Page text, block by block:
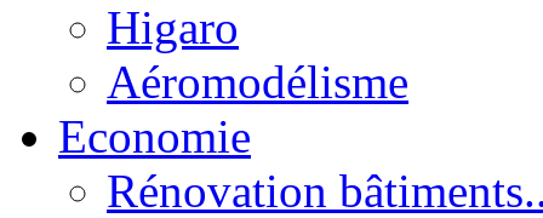
Higaro
Aéromodélisme
Economie
Rénovation